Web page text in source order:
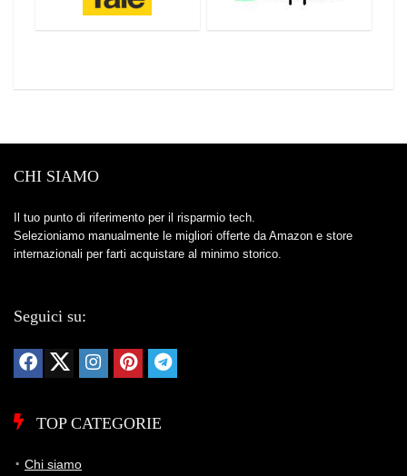
CHI SIAMO
Il tuo punto di riferimento per il risparmio tech.
Selezioniamo manualmente le migliori offerte da Amazon e store
internazionali per farti acquistare al minimo storico.
Seguici su:
TOP CATEGORIE
Chi siamo